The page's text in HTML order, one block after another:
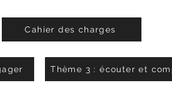
Cahier des charges
Thème 3 : écouter et